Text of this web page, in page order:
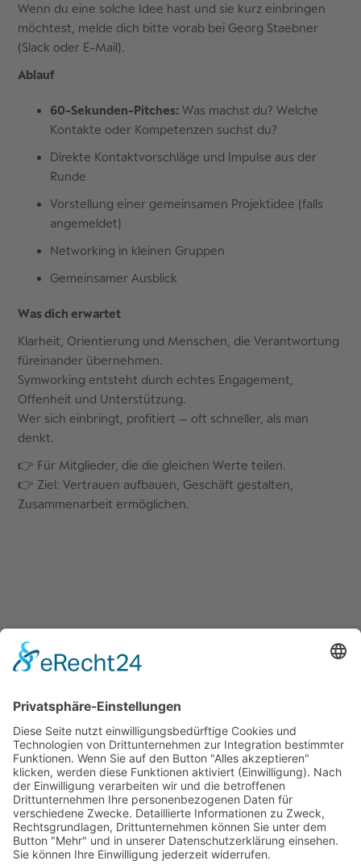
Wenn du eine solche Idee hast und sie kurz einbringen
möchtest, melde dich bitte vorab bei Georg Staebner
(Slack oder E-Mail).
Ablauf
60-Sekunden-Pitches: Was machst du? Welche
Kontakte oder Kompetenzen suchst du?
Direkte Kontaktvorschläge und Impulse aus der
Runde
Vorstellung einer gemeinsamen Projektidee (falls
angemeldet)
Networking in kleinen Gruppen
Gemeinsamer Ausblick
Was dich erwartet
Klarheit, Orientierung und Menschen, die Verantwortung
füreinander übernehmen.
Symworking entsteht durch echtes Engagement,
Offenheit und Unterstützung.
Wer sich einbringt, profitiert – oft schneller, als man
denkt.
👉 Für Mitglieder, die die gleichen Werte teilen.
👉 Ziel: Vertrauen aufbauen, Geschäft gestalten,
Zusammenarbeit ermöglichen.
Quicklinks
Symworking Ecosystem
Mitglied werden
Social Media